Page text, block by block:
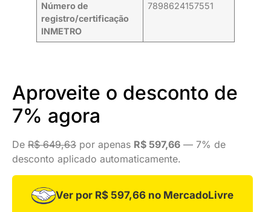
Número de
registro/certificação
INMETRO
7898624157551
Aproveite o desconto de
7% agora
De R$ 649,63 por apenas R$ 597,66 — 7% de
desconto aplicado automaticamente.
Ver por R$ 597,66 no MercadoLivre